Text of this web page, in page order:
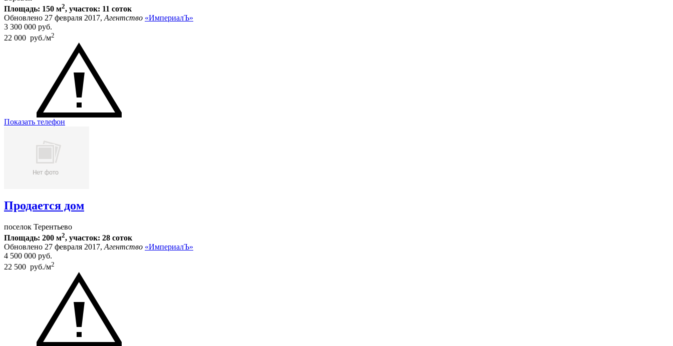
Площадь: 150 м2, участок: 11 соток
Обновлено 27 февраля 2017, Агентство «ИмпериалЪ»
3 300 000 руб.
22 000 руб./м2
Показать телефон
Продается дом
поселок Терентьево
Площадь: 200 м2, участок: 28 соток
Обновлено 27 февраля 2017, Агентство «ИмпериалЪ»
4 500 000 руб.
22 500 руб./м2